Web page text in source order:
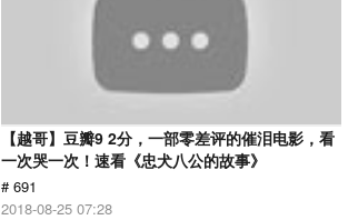
【越哥】豆瓣9 2分，一部零差评的催泪电影，看
一次哭一次！速看《忠犬八公的故事》
# 691
2018-08-25 07:28